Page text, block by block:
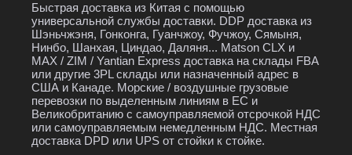
Быстрая доставка из Китая с помощью
универсальной службы доставки. DDP доставка из
Шэньчжэня, Гонконга, Гуанчжоу, Фучжоу, Сямыня,
Нинбо, Шанхая, Циндао, Даляня... Matson CLX и
MAX / ZIM / Yantian Express доставка на склады FBA
или другие 3PL склады или назначенный адрес в
США и Канаде. Морские / воздушные грузовые
перевозки по выделенным линиям в ЕС и
Великобританию с самоуправляемой отсрочкой НДС
или самоуправляемым немедленным НДС. Местная
доставка DPD или UPS от стойки к стойке.